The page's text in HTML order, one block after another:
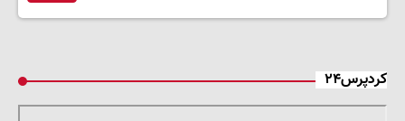
کردپرس۲۴